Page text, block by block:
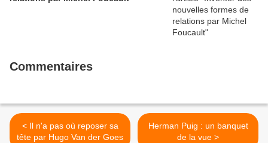
Commentaires
< Il n'a pas où reposer sa
tête par Hugo Van der Goes
Herman Puig : un banquet
de la vue >